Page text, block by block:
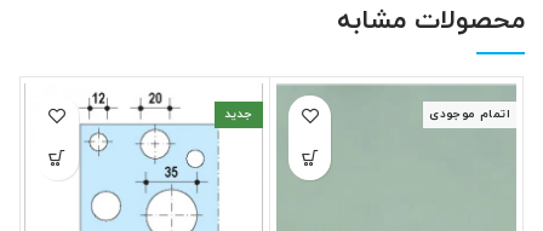
محصولات مشابه
اتمام موجودی جدید